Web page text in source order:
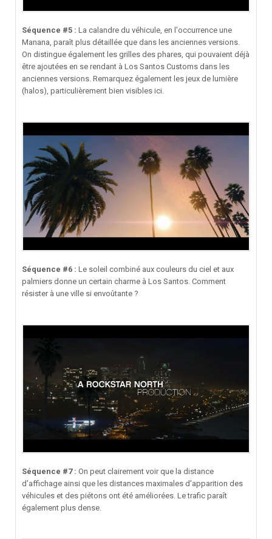
Séquence #5 : La calandre du véhicule, en l'occurrence une
Manana, paraît plus détaillée que dans les anciennes versions.
On distingue également les grilles des phares, qui pouvaient déjà
être ajoutées en se rendant à Los Santos Customs dans les
anciennes versions. Remarquez également les jeux de lumière
(halos), particulièrement bien visibles ici.
Séquence #6 : Le soleil combiné aux couleurs du ciel et aux
palmiers donne un certain charme à Los Santos. Comment
résister à une ville si envoûtante ?
Séquence #7 : On peut clairement voir que la distance
d'affichage ainsi que les distances maximales d'apparition des
véhicules et des piétons ont été améliorées. Le trafic paraît
également plus dense.